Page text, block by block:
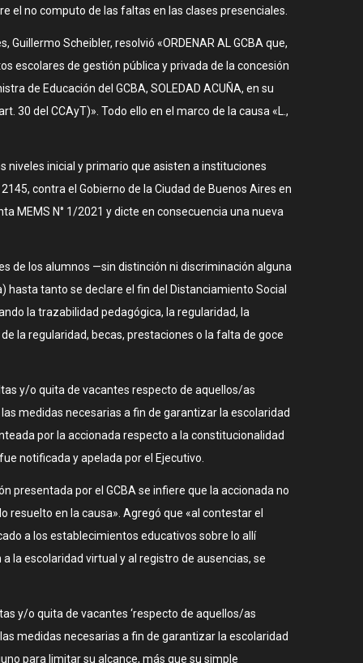
el no computo de las faltas en las clases presenciales.
Scheibler, resolvió «ORDENAR AL GCBA que,
escolares de gestión pública y privada de la concesión
de Educación del GCBA, SOLEDAD ACUÑA, en su
30 del CCAyT)». Todo ello en el marco de la causa «L.,
niveles inicial y primario que asisten a instituciones
contra el Gobierno de la Ciudad de Buenos Aires en
MEMS N° 1/2021 y dicte en consecuencia una nueva
de los alumnos —sin distinción ni discriminación alguna
tanto se declare el fin del Distanciamiento Social
la trazabilidad pedagógica, la regularidad, la
la regularidad, becas, prestaciones o la falta de goce
y/o quita de vacantes respecto de aquellos/as
medidas necesarias a fin de garantizar la escolaridad
por la accionada respecto a la constitucionalidad
notificada y apelada por el Ejecutivo.
presentada por el GCBA se infiere que la accionada no
en la causa». Agregó que «al contestar el
a los establecimientos educativos sobre lo allí
la escolaridad virtual y al registro de ausencias, se
y/o quita de vacantes ‘respecto de aquellos/as
medidas necesarias a fin de garantizar la escolaridad
para limitar su alcance, más que su simple